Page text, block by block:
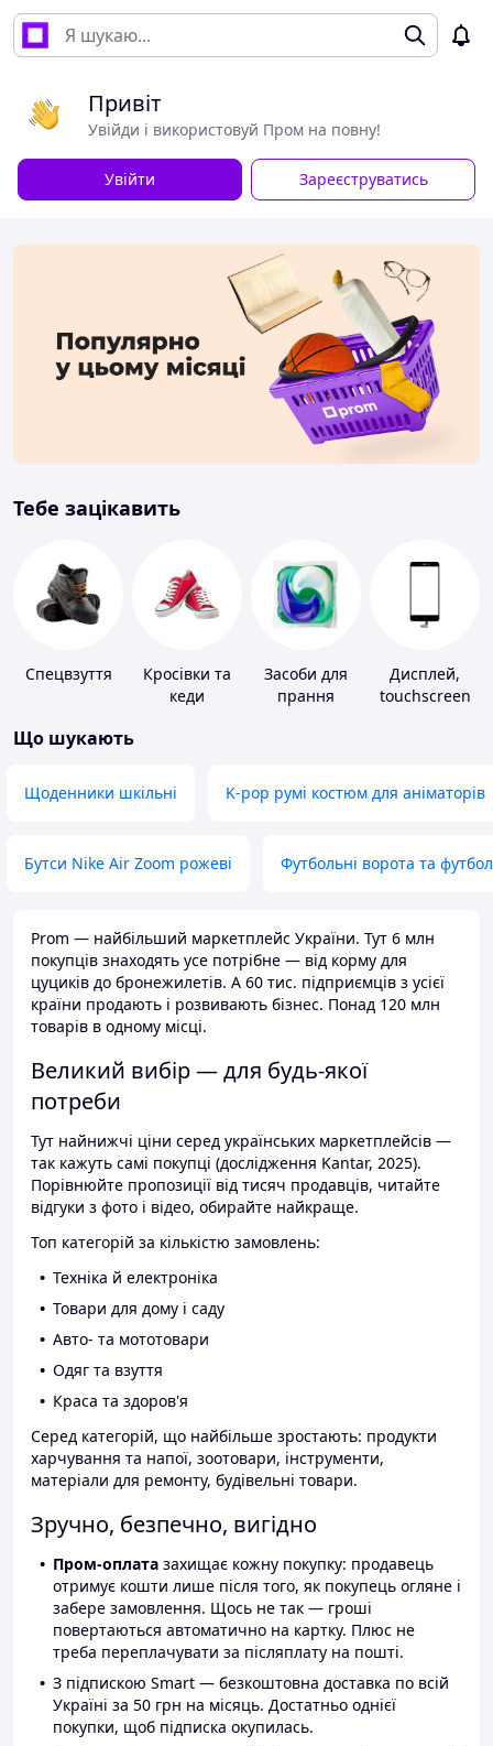
Привіт
Увійди і використовуй Пром на повну!
Увійти Зареєструватись
Тебе зацікавить
Спецвзуття
Кросівки та
кеди
Засоби для
прання
Дисплей,
touchscreen
Що шукають
Щоденники шкільні K-pop румі костюм для аніматорів
Бутси Nike Air Zoom рожеві Футбольні ворота та
Prom — найбільший маркетплейс України. Тут 6 млн
покупців знаходять усе потрібне — від корму для
цуциків до бронежилетів. А 60 тис. підприємців з усієї
країни продають і розвивають бізнес. Понад 120 млн
товарів в одному місці.
Великий вибір — для будь-якої
потреби
Тут найнижчі ціни серед українських маркетплейсів —
так кажуть самі покупці (дослідження Kantar, 2025).
Порівнюйте пропозиції від тисяч продавців, читайте
відгуки з фото і відео, обирайте найкраще.
Топ категорій за кількістю замовлень:
Техніка й електроніка
Товари для дому і саду
Авто- та мототовари
Одяг та взуття
Краса та здоров'я
Серед категорій, що найбільше зростають: продукти
харчування та напої, зоотовари, інструменти,
матеріали для ремонту, будівельні товари.
Зручно, безпечно, вигідно
Пром-оплата захищає кожну покупку: продавець
отримує кошти лише після того, як покупець огляне і
забере замовлення. Щось не так — гроші
повертаються автоматично на картку. Плюс не
треба переплачувати за післяплату на пошті.
З підпискою Smart — безкоштовна доставка по всій
Україні за 50 грн на місяць. Достатньо однієї
покупки, щоб підписка окупилась.